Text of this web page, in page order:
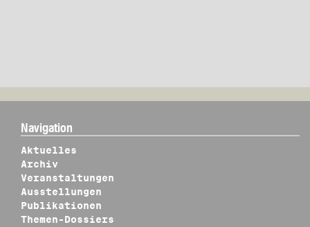
Navigation
Aktuelles
Archiv
Veranstaltungen
Ausstellungen
Publikationen
Themen-Dossiers